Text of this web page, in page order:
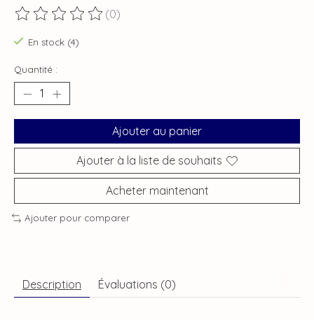
Ce produit est évalué à
(0)
En stock (4)
Quantité :
Ajouter au panier
Ajouter à la liste de souhaits
Acheter maintenant
Ajouter pour comparer
Description Évaluations (0)